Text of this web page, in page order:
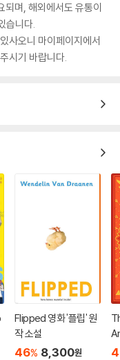
며, 해외에서도 유통이
습니다.
사오니 마이페이지에서
시기 바랍니다.
Flipped 영화 '플립' 원
작 소설
46% 8,300원